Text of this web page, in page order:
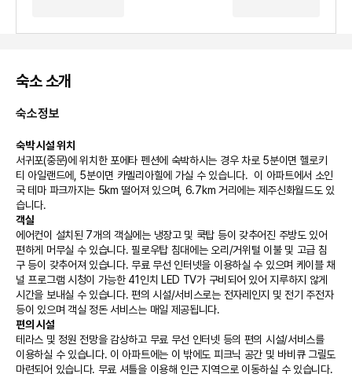
숙소 소개
숙소정보
숙박 시설 위치
서귀포(중문)에 위치한 포에타 펜션에 숙박하시는 경우 차로 5분이면 헬로키
티 아일랜드에, 5분이면 카멜리아힐에 가실 수 있습니다.  이 아파트에서 소인
국 테마 파크까지는 5km 떨어져 있으며, 6.7km 거리에는 제주신화월드도 있
습니다.
객실
에어컨이 설치된 7개의 객실에는 냉장고 및 쿡탑 등이 갖추어진 주방도 있어
편하게 머무실 수 있습니다. 필로우탑 침대에는 오리/거위털 이불 및 고급 침
구 등이 갖추어져 있습니다. 무료 무선 인터넷을 이용하실 수 있으며 케이블 채
널 프로그램 시청이 가능한 41인치 LED TV가 구비되어 있어 지루하지 않게
시간을 보내실 수 있습니다. 편의 시설/서비스로는 전자레인지 및 전기 주전자
등이 있으며 객실 정돈 서비스는 매일 제공됩니다.
편의 시설
테라스 및 정원 전망을 감상하고 무료 무선 인터넷 등의 편의 시설/서비스를
이용하실 수 있습니다. 이 아파트에는 이 밖에도 피크닉 공간 및 바비큐 그릴도
마련되어 있습니다. 무료 셔틀을 이용해 인근 지역으로 이동하실 수 있습니다.